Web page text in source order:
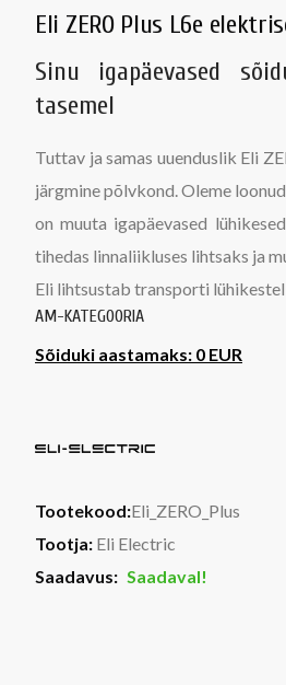
Eli ZERO Plus L6e
Sinu igapäevased
tasemel
Tuttav ja samas uuenduslik Eli
järgmine põlvkond. Oleme
on muuta igapäevased
tihedas linnaliikluses lihtsaks ja
Eli lihtsustab transporti lühikestel
AM-KATEGOORIA
Sõiduki aastamaks: 0 EUR
Tootekood:Eli_ZERO_Plus
Tootja: Eli Electric
Saadavus: Saadaval!